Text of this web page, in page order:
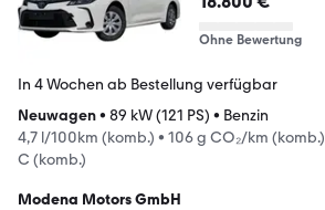
Ohne Bewertung
In 4 Wochen ab Bestellung verfügbar
Neuwagen• 89 kW (121 PS) • Benzin
4,7 l/100km (komb.) • 106 g CO₂/km (komb.)
C (komb.)
Modena Motors GmbH